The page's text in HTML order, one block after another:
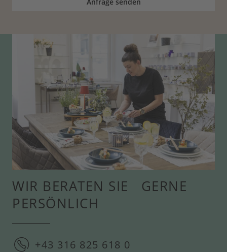
Anfrage senden
WIR BERATEN SIE GERNE
PERSÖNLICH
+43 316 825 618 0